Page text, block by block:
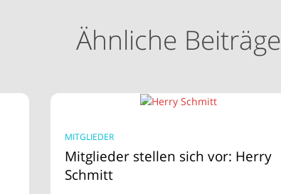
Ähnliche Beiträge
MITGLIEDER
Mitglieder stellen sich vor: Herry
Schmitt